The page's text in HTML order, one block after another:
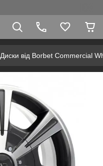
Диски від Borbet Commercial